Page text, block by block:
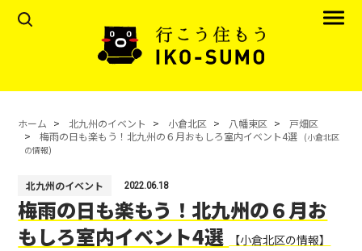
ホーム 北九州のイベント 小倉北区 八幡東区
戸畑区
梅雨の日も楽もう！北九州の６月おもしろ室内イベント4選 (小倉北区
の情報)
北九州のイベント 2022.06.18
梅雨の日も楽もう！北九州の６月お
もしろ室内イベント4選
【小倉北区の情報】